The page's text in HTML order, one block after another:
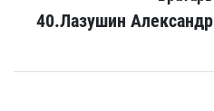
40.Лазушин Александр